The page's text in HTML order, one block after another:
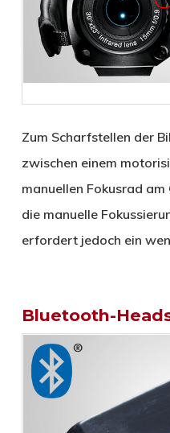
Zum Scharfstellen der
zwischen einem
manuellen Fokusrad
die manuelle
erfordert jedoch ein
Bluetooth-